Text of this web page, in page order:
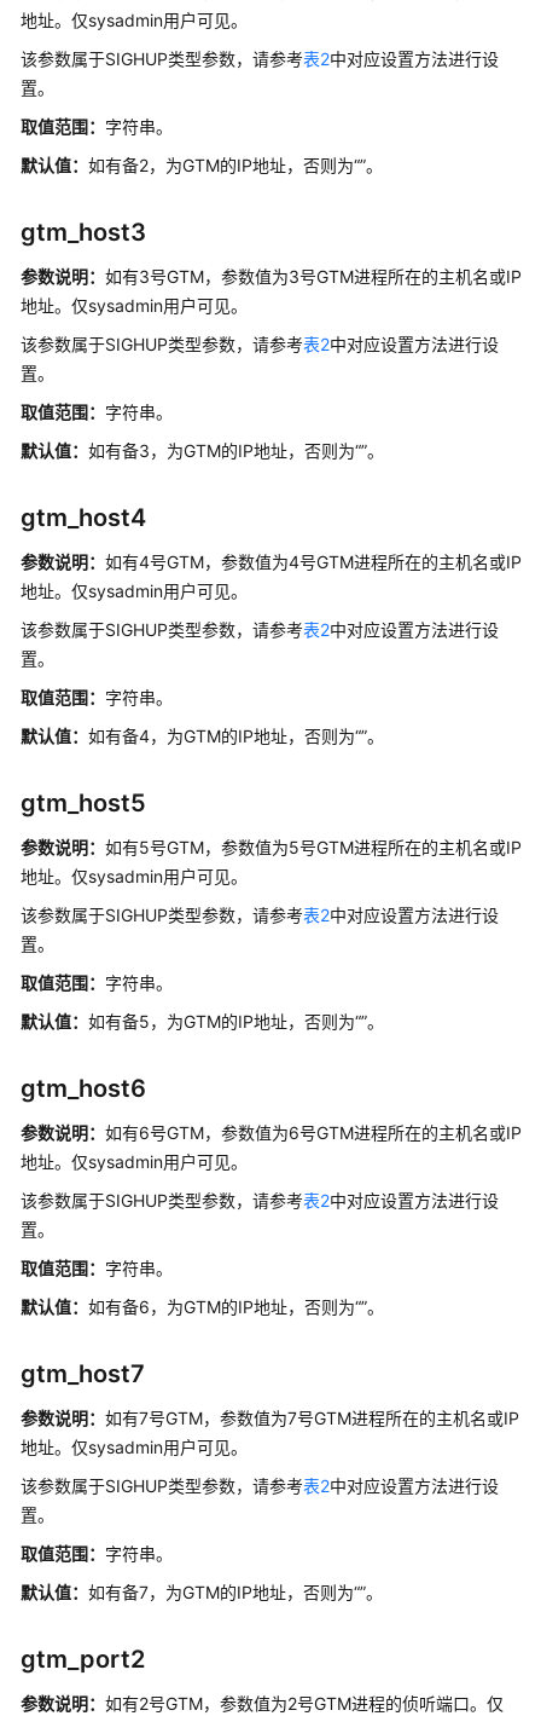
连
接
设
置
锁
管
理
本
平
兼
性
容
错
性
接
池
集
群
务
双
群
制
数
开
员
选
审
务
控
CM
关
数
地址。仅sysadmin用户可见。
该参数属于SIGHUP类型参数，请参考表2中对应设置方法进行设
置。
取值范围： 字符串。
默认值： 如有备2，为GTM的IP地址，否则为“”。
gtm_host3
参数说明： 如有3号GTM，参数值为3号GTM进程所在的主机名或IP
地址。仅sysadmin用户可见。
该参数属于SIGHUP类型参数，请参考表2中对应设置方法进行设
置。
取值范围： 字符串。
默认值： 如有备3，为GTM的IP地址，否则为“”。
gtm_host4
参数说明： 如有4号GTM，参数值为4号GTM进程所在的主机名或IP
地址。仅sysadmin用户可见。
该参数属于SIGHUP类型参数，请参考表2中对应设置方法进行设
置。
取值范围： 字符串。
默认值： 如有备4，为GTM的IP地址，否则为“”。
gtm_host5
参数说明： 如有5号GTM，参数值为5号GTM进程所在的主机名或IP
地址。仅sysadmin用户可见。
该参数属于SIGHUP类型参数，请参考表2中对应设置方法进行设
置。
取值范围： 字符串。
默认值： 如有备5，为GTM的IP地址，否则为“”。
gtm_host6
参数说明： 如有6号GTM，参数值为6号GTM进程所在的主机名或IP
地址。仅sysadmin用户可见。
该参数属于SIGHUP类型参数，请参考表2中对应设置方法进行设
置。
取值范围： 字符串。
默认值： 如有备6，为GTM的IP地址，否则为“”。
gtm_host7
参数说明： 如有7号GTM，参数值为7号GTM进程所在的主机名或IP
地址。仅sysadmin用户可见。
该参数属于SIGHUP类型参数，请参考表2中对应设置方法进行设
置。
取值范围： 字符串。
默认值： 如有备7，为GTM的IP地址，否则为“”。
gtm_port2
参数说明： 如有2号GTM，参数值为2号GTM进程的侦听端口。仅